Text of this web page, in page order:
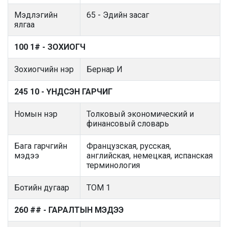
Мэдлэгийн
ялгаа
65 - Эдийн засаг
100 1# - ЗОХИОГЧ
Зохиогчийн нэр Бернар И
245 10 - ҮНДСЭН ГАРЧИГ
Номын нэр
Толковый экономический и
финансовый словарь
Бага гарчгийн
мэдээ
Французская, русская,
английская, немецкая, испанская
терминология
Ботийн дугаар TOM 1
260 ## - ГАРАЛТЫН МЭДЭЭ